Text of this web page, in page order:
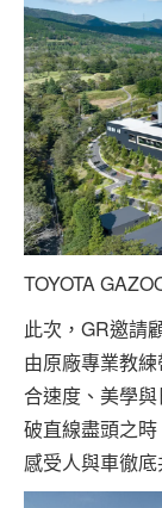
TOYOTA
此次，GR邀請
由原廠專業教
合速度、美學
破直線盡頭之
感受人與車徹底